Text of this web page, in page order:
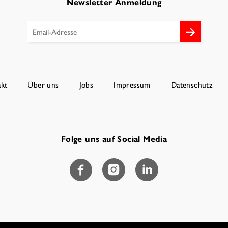
Über uns Jobs Impressum Datenschutz
Folge uns auf Social Media